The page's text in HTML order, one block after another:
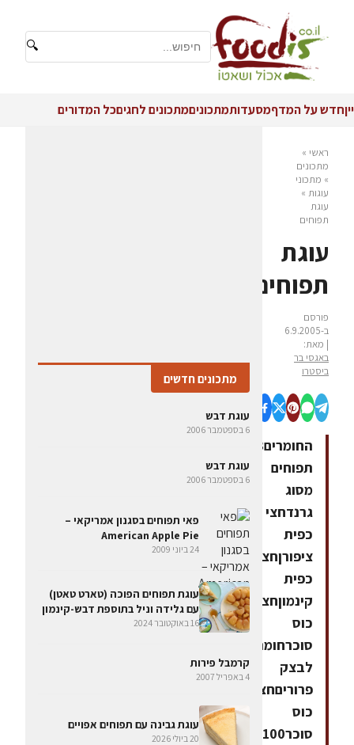
🔍
ייןחדש על המדףמסעדותמתכוניםמתכונים לחגיםכל המדורים
ראשי »
מתכונים
» מתכוני
עוגות »
עוגת
תפוחים
עוגת
תפוחים
פורסם
ב-6.9.2005
| מאת:
באגסי בר
ביסטרו
החומרים3
תפוחים
מסוג
גרנדחצי
כפית
ציפורןחצי
כפית
קינמוןחצי
כוס
סוכרחומרים
לבצק
פרוריםחצי
כוס
סוכר100
מתכונים חדשים
עוגת דבש
6 בספטמבר 2006
עוגת דבש
6 בספטמבר 2006
פאי תפוחים בסגנון אמריקאי –
American Apple Pie
24 ביוני 2009
עוגת תפוחים הפוכה (טארט טאטן)
עם גלידה וניל בתוספת דבש-קינמון
16 באוקטובר 2024
קרמבל פירות
4 באפריל 2007
עוגת גבינה עם תפוחים אפויים
20 ביולי 2026